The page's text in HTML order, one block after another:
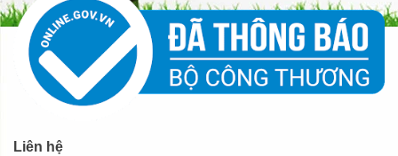
Liên hệ